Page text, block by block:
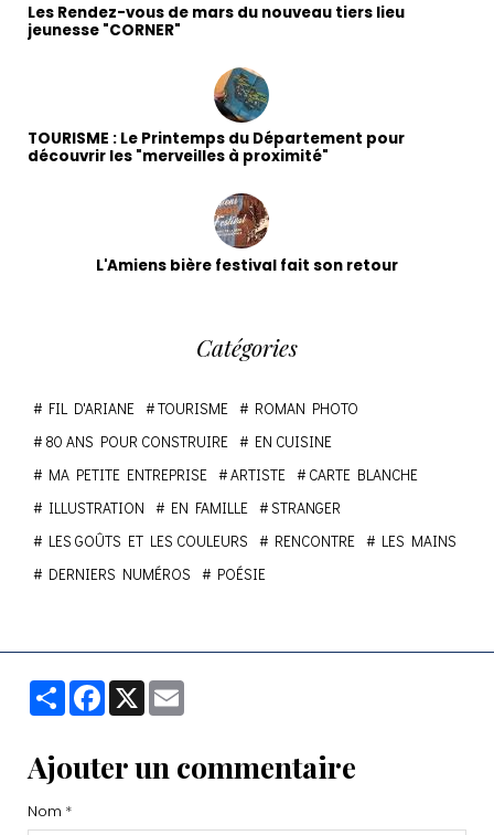
Les Rendez-vous de mars du nouveau tiers lieu
jeunesse "CORNER"
TOURISME : Le Printemps du Département pour
découvrir les "merveilles à proximité"
L'Amiens bière festival fait son retour
Catégories
FIL D'ARIANE TOURISME
ROMAN PHOTO
80 ANS POUR CONSTRUIRE
EN CUISINE
MA PETITE ENTREPRISE
ARTISTE
CARTE BLANCHE
ILLUSTRATION
EN FAMILLE
STRANGER
LES GOÛTS ET LES COULEURS
RENCONTRE
LES MAINS
DERNIERS NUMÉROS
POÉSIE
PartagerFacebook
X
Ajouter un commentaire
Nom